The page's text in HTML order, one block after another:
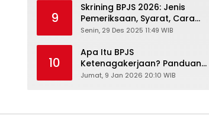
9
Skrining BPJS 2026: Jenis
Pemeriksaan, Syarat, Cara
Daftar & Cek Riwayat
Senin, 29 Des 2025 11:49 WIB
10
Apa Itu BPJS
Ketenagakerjaan? Panduan
Lengkap untuk Pekerja dan
Jumat, 9 Jan 2026 20:10 WIB